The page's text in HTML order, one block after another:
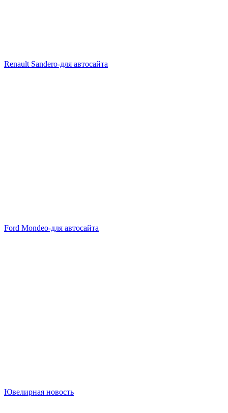
Renault Sandero-для автосайта
Ford Mondeo-для автосайта
Ювелирная новость